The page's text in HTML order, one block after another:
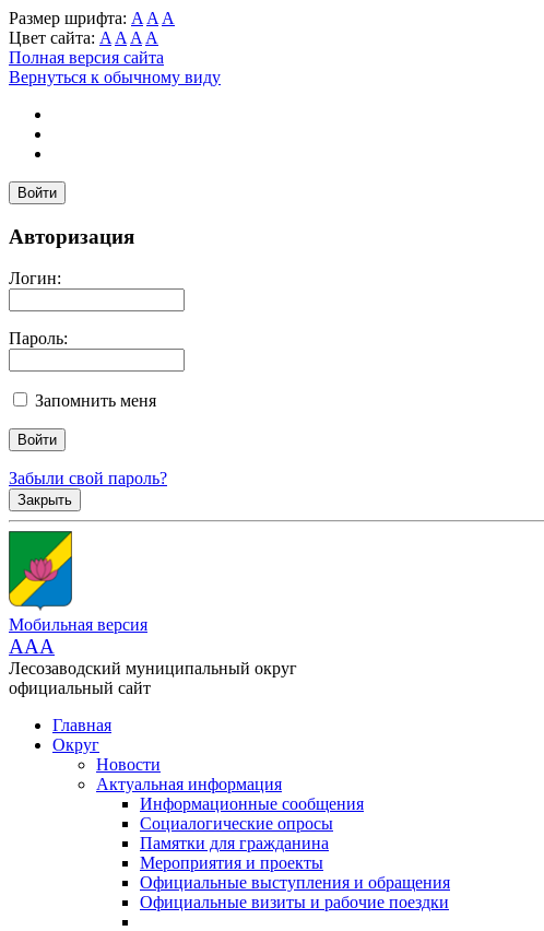
Размер шрифта: A A A
Цвет сайта: A A A A
Полная версия сайта
Вернуться к обычному виду
Войти
Авторизация
Логин:
Пароль:
Запомнить меня
Забыли свой пароль?
Закрыть
Мобильная версия
AAA
Лесозаводский муниципальный округ
официальный сайт
Главная
Округ
Новости
Актуальная информация
Информационные сообщения
Социалогические опросы
Памятки для гражданина
Мероприятия и проекты
Официальные выступления и обращения
Официальные визиты и рабочие поездки